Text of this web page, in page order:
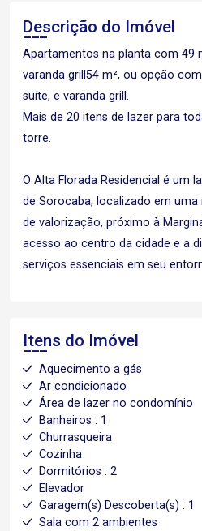
Descrição do Imóvel
Apartamentos na planta com 49
varanda grill54 m², ou opção
suíte, e varanda grill.
Mais de 20 itens de lazer para
torre.
O Alta Florada Residencial é um
de Sorocaba, localizado em
de valorização, próximo à
acesso ao centro da cidade e a
serviços essenciais em seu
Itens do Imóvel
Aquecimento a gás
Ar condicionado
Área de lazer no condomínio
Banheiros : 1
Churrasqueira
Cozinha
Dormitórios : 2
Elevador
Garagem(s) Descoberta(s) : 1
Sala com 2 ambientes